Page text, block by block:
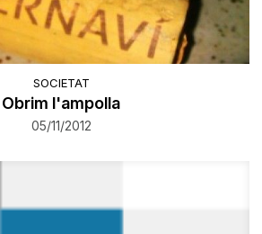
SOCIETAT
Obrim l'ampolla
05/11/2012